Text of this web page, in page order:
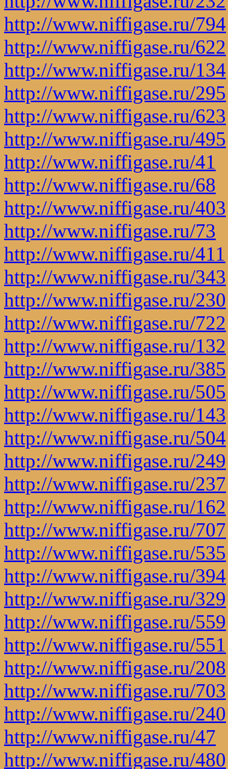
http://www.niffigase.ru/794
http://www.niffigase.ru/622
http://www.niffigase.ru/134
http://www.niffigase.ru/295
http://www.niffigase.ru/623
http://www.niffigase.ru/495
http://www.niffigase.ru/41
http://www.niffigase.ru/68
http://www.niffigase.ru/403
http://www.niffigase.ru/73
http://www.niffigase.ru/411
http://www.niffigase.ru/343
http://www.niffigase.ru/230
http://www.niffigase.ru/722
http://www.niffigase.ru/132
http://www.niffigase.ru/385
http://www.niffigase.ru/505
http://www.niffigase.ru/143
http://www.niffigase.ru/504
http://www.niffigase.ru/249
http://www.niffigase.ru/237
http://www.niffigase.ru/162
http://www.niffigase.ru/707
http://www.niffigase.ru/535
http://www.niffigase.ru/394
http://www.niffigase.ru/329
http://www.niffigase.ru/559
http://www.niffigase.ru/551
http://www.niffigase.ru/208
http://www.niffigase.ru/703
http://www.niffigase.ru/240
http://www.niffigase.ru/47
http://www.niffigase.ru/480